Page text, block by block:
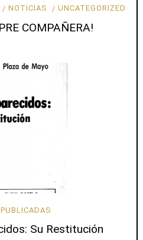
NOTICIAS UNCATEGORIZED
COMPAÑERA!
Su Restitución